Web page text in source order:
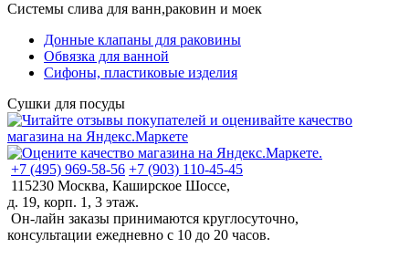
Системы слива для ванн,раковин и моек
Донные клапаны для раковины
Обвязка для ванной
Сифоны, пластиковые изделия
Сушки для посуды
+7 (495) 969-58-56 +7 (903) 110-45-45
115230 Москва, Каширское Шоссе,
д. 19, корп. 1, 3 этаж.
Он-лайн заказы принимаются круглосуточно,
консультации ежедневно с 10 до 20 часов.